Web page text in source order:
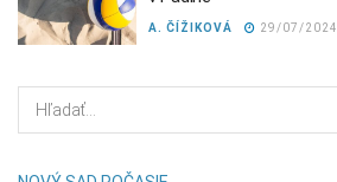
A. ČÍŽIKOVÁ 29/07/2024